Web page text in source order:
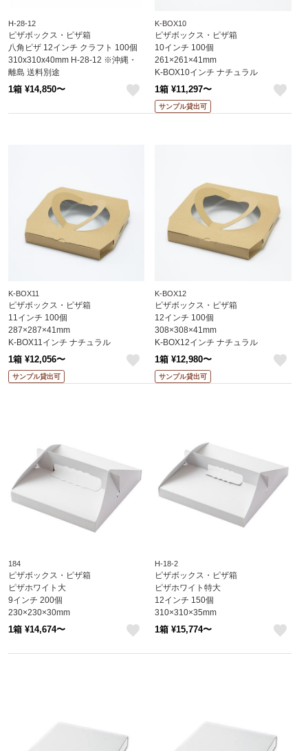
H-28-12
ピザボックス・ピザ箱
八角ピザ 12インチ クラフト 100個
310x310x40mm H-28-12 ※沖縄・
離島 送料別途
1箱 ¥14,850〜
K-BOX10
ピザボックス・ピザ箱
10インチ 100個
261×261×41mm
K-BOX10インチ ナチュラル
※北海道・沖縄・離島 送料別途
1箱 ¥11,297〜
サンプル貸出可
K-BOX11
ピザボックス・ピザ箱
11インチ 100個
287×287×41mm
K-BOX11インチ ナチュラル
※北海道・沖縄・離島 送料別途
1箱 ¥12,056〜
サンプル貸出可
K-BOX12
ピザボックス・ピザ箱
12インチ 100個
308×308×41mm
K-BOX12インチ ナチュラル
※北海道・沖縄・離島 送料別途
1箱 ¥12,980〜
サンプル貸出可
184
ピザボックス・ピザ箱
ピザホワイト大
9インチ 200個
230×230×30mm
※沖縄・離島 送料別途
1箱 ¥14,674〜
H-18-2
ピザボックス・ピザ箱
ピザホワイト特大
12インチ 150個
310×310×35mm
※沖縄・離島 送料別途
1箱 ¥15,774〜